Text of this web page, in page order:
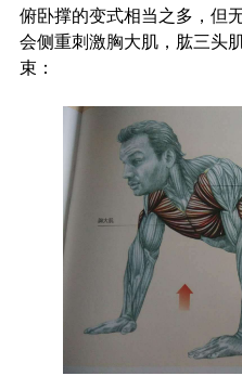
俯卧撑的变式相当之多，但
会侧重刺激胸大肌，肱三头
束：